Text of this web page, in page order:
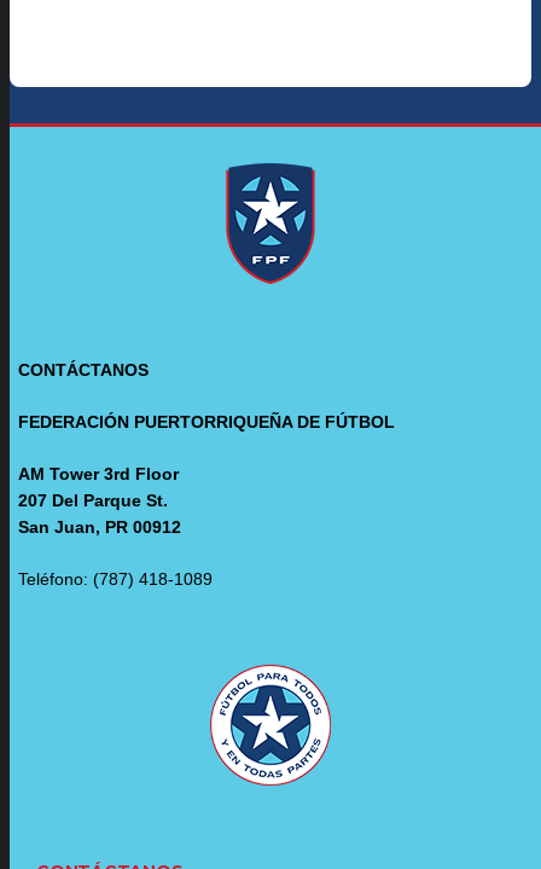
CONTÁCTANOS
FEDERACIÓN PUERTORRIQUEÑA DE FÚTBOL
AM Tower 3rd Floor
207 Del Parque St.
San Juan, PR 00912
Teléfono: (787) 418-1089